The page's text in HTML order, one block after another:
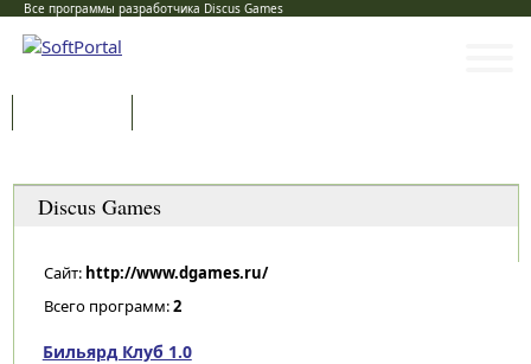
Все программы разработчика Discus Games
Discus Games
Сайт: http://www.dgames.ru/
Всего программ:2
Бильярд Клуб 1.0